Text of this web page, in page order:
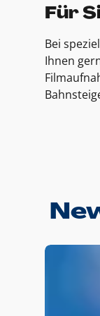
Für
Bei
Ihnen